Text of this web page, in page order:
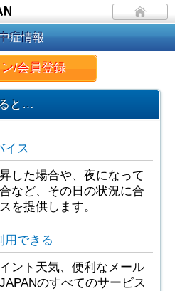
症情報
ン/会員登録
と…
イス
した場合や、夜になって
など、その日の状況に合
を提供します。
用できる
ント天気、便利なメール
のすべてのサービス